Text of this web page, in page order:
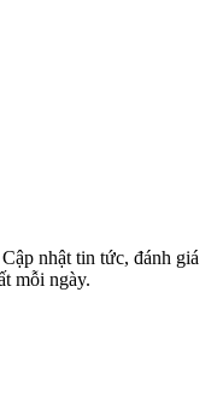
nhật tin tức, đánh giá
mỗi ngày.